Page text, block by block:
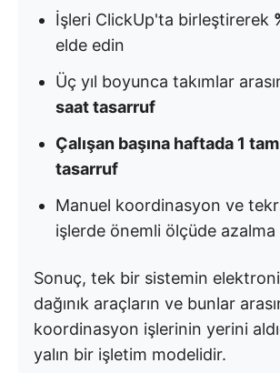
İşleri ClickUp'ta birleştirerek
elde edin
Üç yıl boyunca takımlar
saat tasarruf
Çalışan başına haftada 1
tasarruf
Manuel koordinasyon ve
işlerde önemli ölçüde azalma
Sonuç, tek bir sistemin
dağınık araçların ve bunlar
koordinasyon işlerinin yerini
yalın bir işletim modelidir.